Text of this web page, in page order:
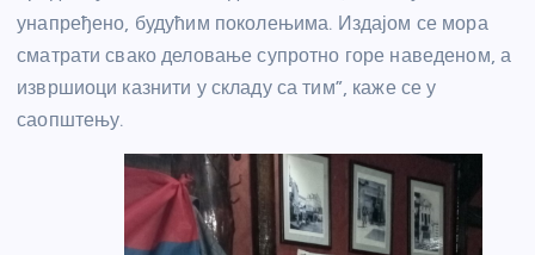
унапређено, будућим поколењима. Издајом се мора
сматрати свако деловање супротно горе наведеном, а
извршиоци казнити у складу са тим”, каже се у
саопштењу.